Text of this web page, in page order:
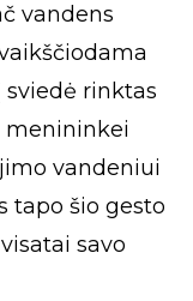
vandens
rinktas
menininkei
vandeniui
tapo šio gesto
savo